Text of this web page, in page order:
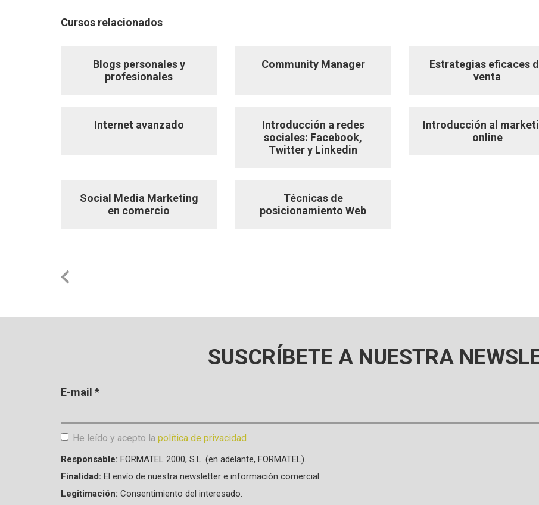
Cursos relacionados
Blogs personales y
profesionales
Community Manager
Estrategias eficaces
venta
Internet avanzado
Introducción a redes
sociales: Facebook,
Twitter y Linkedin
Introducción al
online
Social Media Marketing
en comercio
Técnicas de
posicionamiento Web
SUSCRÍBETE A NUESTRA
E-mail *
He leído y acepto la política de privacidad
Aceptación de condiciones
Responsable: FORMATEL 2000, S.L. (en adelante, FORMATEL).
Finalidad: El envío de nuestra newsletter e información comercial.
Legitimación: Consentimiento del interesado.